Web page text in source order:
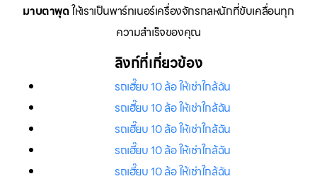
มาบตาพุดให้เราเป็นพาร์ทเนอร์เครื่องจักรกลหนักที่ขับเคลื่อนทุก
ความสำเร็จของคุณ
ลิงก์ที่เกี่ยวข้อง
รถเฮี๊ยบ 10 ล้อ ให้เช่าใกล้ฉัน
รถเฮี๊ยบ 10 ล้อ ให้เช่าใกล้ฉัน
รถเฮี๊ยบ 10 ล้อ ให้เช่าใกล้ฉัน
รถเฮี๊ยบ 10 ล้อ ให้เช่าใกล้ฉัน
รถเฮี๊ยบ 10 ล้อ ให้เช่าใกล้ฉัน